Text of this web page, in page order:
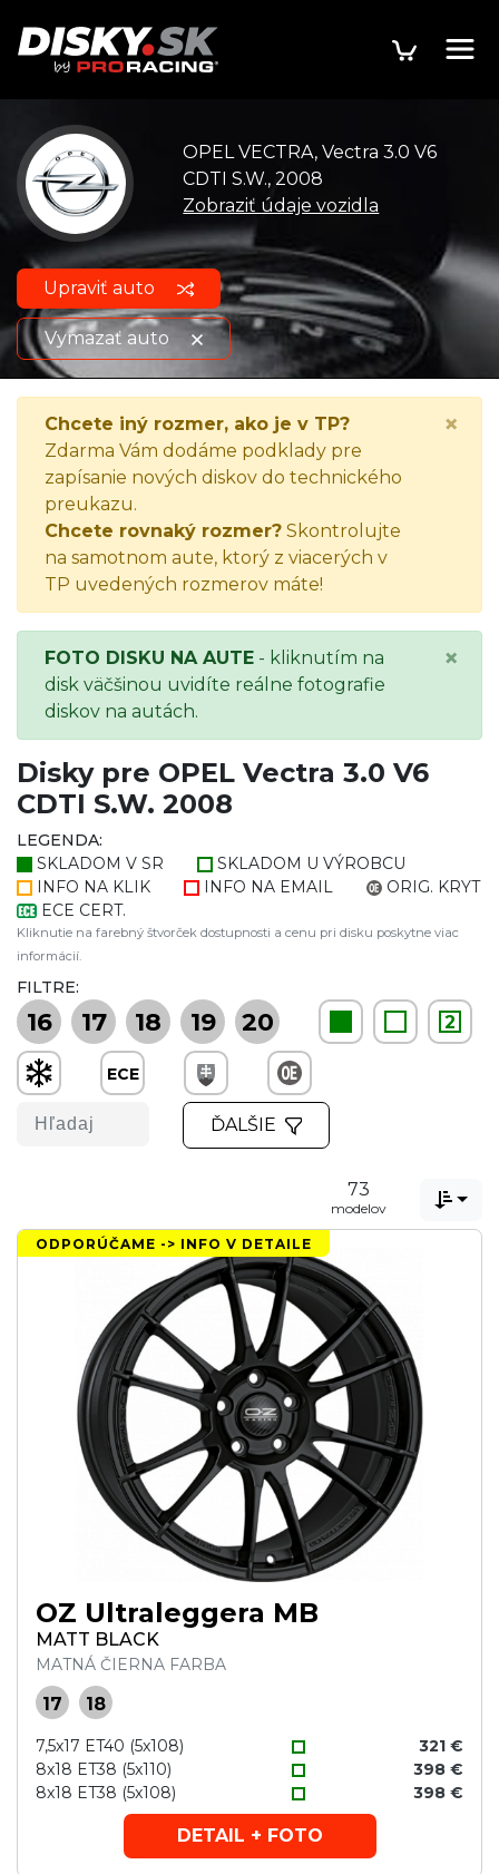
OPEL VECTRA, Vectra 3.0 V6
CDTI S.W., 2008
Zobraziť údaje vozidla
Upraviť auto
Vymazať auto
OPEL VECTRA, Vectra 3.0 V6
CDTI S.W., 2008
Zobraziť údaje
o vozidle
Chcete iný rozmer, ako je v TP?
Zdarma Vám dodáme podklady pre
zapísanie nových diskov do technického
preukazu.
Chcete rovnaký rozmer? Skontrolujte
na samotnom aute, ktorý z viacerých v
TP uvedených rozmerov máte!
×
FOTO DISKU NA AUTE - kliknutím na
disk väčšinou uvidíte reálne fotografie
diskov na autách.
×
Disky pre OPEL Vectra 3.0 V6
CDTI S.W. 2008
LEGENDA:
SKLADOM V SR
SKLADOM U VÝROBCU
INFO NA KLIK
INFO NA EMAIL
ORIG. KRYT
ECE CERT.
Kliknutie na farebný štvorček dostupnosti a cenu pri disku poskytne viac
informácií.
FILTRE:
16 17 18 19 20 2
ECE
ĎALŠIE
73
modelov 
ODPORÚČAME -> INFO V DETAILE
OZ Ultraleggera MB
MATT BLACK
MATNÁ ČIERNA FARBA
17 18
7,5x17 ET40 (5x108)
321 €
8x18 ET38 (5x110)
398 €
8x18 ET38 (5x108)
398 €
DETAIL + FOTO